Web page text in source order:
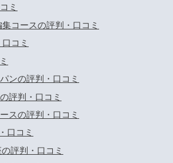
ミ
コースの評判・口コミ
コミ
ンの評判・口コミ
評判・口コミ
スの評判・口コミ
口コミ
評判・口コミ